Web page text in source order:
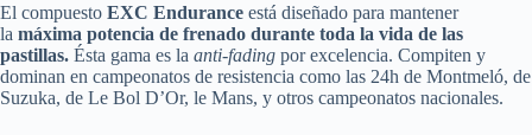
El compuesto EXC Endurance está diseñado para mantener
la máxima potencia de frenado durante toda la vida de las
pastillas. Ésta gama es la anti-fading por excelencia. Compiten y
dominan en campeonatos de resistencia como las 24h de Montmeló, de
Suzuka, de Le Bol D’Or, le Mans, y otros campeonatos nacionales.